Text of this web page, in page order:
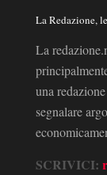
La Redazione,
La
una
segnalare
SCRIVICI: